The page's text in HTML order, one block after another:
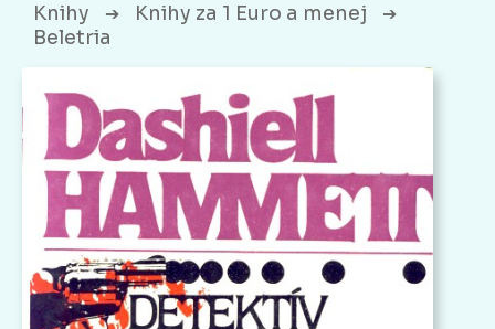
Knihy ➔ Knihy za 1 Euro a menej ➔
Beletria